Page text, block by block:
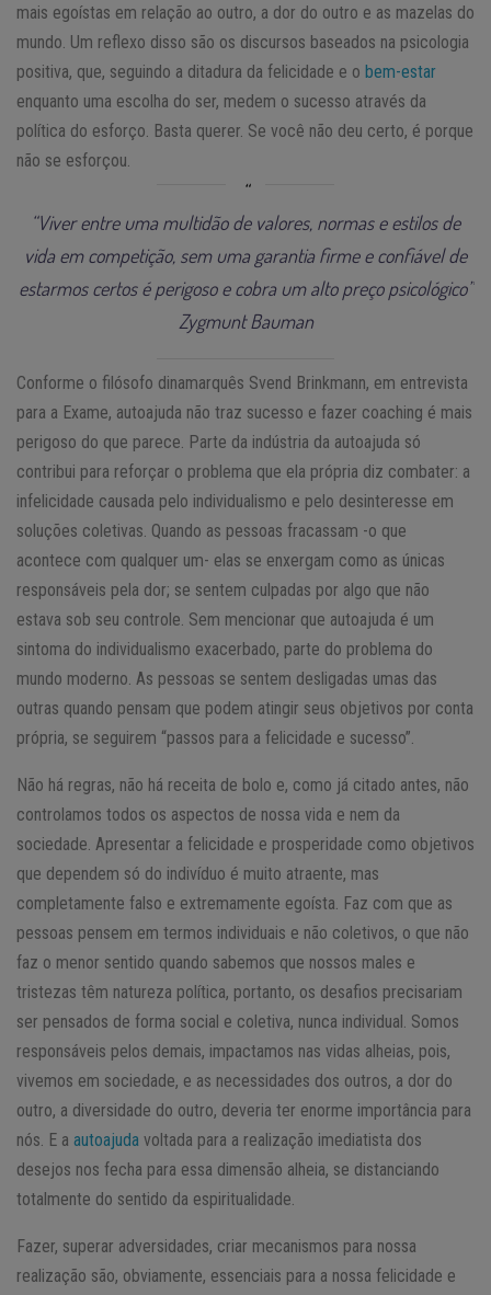
mais egoístas em relação ao outro, a dor do outro e as mazelas do
mundo. Um reflexo disso são os discursos baseados na psicologia
positiva, que, seguindo a ditadura da felicidade e o bem-estar
enquanto uma escolha do ser, medem o sucesso através da
política do esforço. Basta querer. Se você não deu certo, é porque
não se esforçou.
“Viver entre uma multidão de valores, normas e estilos de
vida em competição, sem uma garantia firme e confiável de
estarmos certos é perigoso e cobra um alto preço psicológico”
Zygmunt Bauman
Conforme o filósofo dinamarquês Svend Brinkmann, em entrevista
para a Exame, autoajuda não traz sucesso e fazer coaching é mais
perigoso do que parece. Parte da indústria da autoajuda só
contribui para reforçar o problema que ela própria diz combater: a
infelicidade causada pelo individualismo e pelo desinteresse em
soluções coletivas. Quando as pessoas fracassam -o que
acontece com qualquer um- elas se enxergam como as únicas
responsáveis pela dor; se sentem culpadas por algo que não
estava sob seu controle. Sem mencionar que autoajuda é um
sintoma do individualismo exacerbado, parte do problema do
mundo moderno. As pessoas se sentem desligadas umas das
outras quando pensam que podem atingir seus objetivos por conta
própria, se seguirem “passos para a felicidade e sucesso”.
Não há regras, não há receita de bolo e, como já citado antes, não
controlamos todos os aspectos de nossa vida e nem da
sociedade. Apresentar a felicidade e prosperidade como objetivos
que dependem só do indivíduo é muito atraente, mas
completamente falso e extremamente egoísta. Faz com que as
pessoas pensem em termos individuais e não coletivos, o que não
faz o menor sentido quando sabemos que nossos males e
tristezas têm natureza política, portanto, os desafios precisariam
ser pensados de forma social e coletiva, nunca individual. Somos
responsáveis pelos demais, impactamos nas vidas alheias, pois,
vivemos em sociedade, e as necessidades dos outros, a dor do
outro, a diversidade do outro, deveria ter enorme importância para
nós. E a autoajuda voltada para a realização imediatista dos
desejos nos fecha para essa dimensão alheia, se distanciando
totalmente do sentido da espiritualidade.
Fazer, superar adversidades, criar mecanismos para nossa
realização são, obviamente, essenciais para a nossa felicidade e